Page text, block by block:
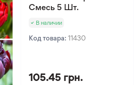
Смесь 5 Шт.
В наличии
Код товара: 11430
105.45 грн.